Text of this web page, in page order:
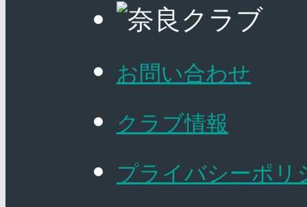
お問い合わせ
クラブ情報
プライバシーポリ